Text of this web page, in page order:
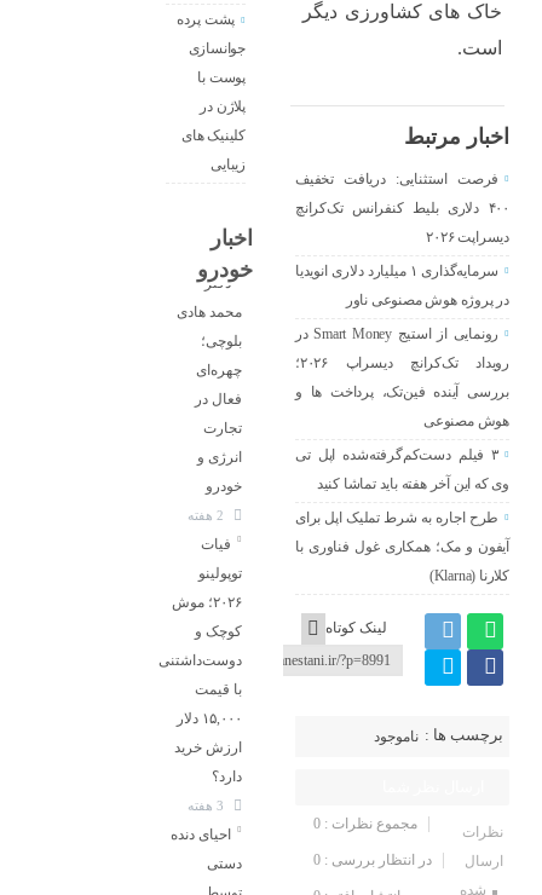
خاک‌ های کشاورزی دیگر
است.
اخبار مرتبط
فرصت استثنایی: دریافت تخفیف
۴۰۰ دلاری بلیط کنفرانس تک‌کرانچ
دیسراپت ۲۰۲۶
سرمایه‌گذاری ۱ میلیارد دلاری انویدیا
در پروژه هوش مصنوعی ناور
رونمایی از استیج Smart Money در
رویداد تک‌کرانچ دیسراپ ۲۰۲۶؛
بررسی آینده فین‌تک، پرداخت‌ ها و
هوش مصنوعی
۳ فیلم دست‌کم‌گرفته‌شده اپل تی
وی که این آخر هفته باید تماشا کنید
طرح اجاره به شرط تملیک اپل برای
آیفون و مک؛ همکاری غول فناوری با
کلارنا (Klarna)
لینک کوتاه
برچسب ها : ناموجود
مجموع نظرات : 0
در انتظار بررسی : 0
نظرات
ارسال
شده
پشت پرده
جوانسازی
پوست با
پلاژن در
کلینیک های
زیبایی
اخبار
خودرو
دکتر
محمد هادی
بلوچی؛
چهره‌ای
فعال در
تجارت
انرژی و
خودرو
فیات
توپولینو
۲۰۲۶؛ موش
کوچک و
دوست‌داشتنی
با قیمت
۱۵,۰۰۰ دلار
ارزش خرید
دارد؟
احیای دنده
دستی